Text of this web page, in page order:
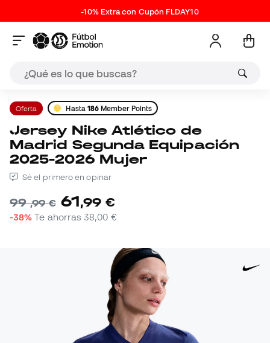
-10% Extra con Cupón FLDAY10
Oferta Hasta 186 Member Points
Jersey Nike Atlético de
Madrid Segunda Equipación
2025-2026 Mujer
Sé el primero en opinar
99,99 € 61,99 €
-38% Te ahorras38,00 €